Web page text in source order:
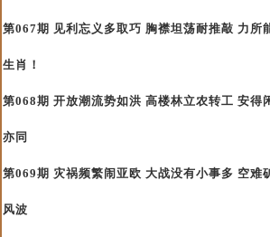
第067期 见利忘义多取巧 胸襟坦荡耐推敲 力所
生肖！
第068期 开放潮流势如洪 高楼林立农转工 安得
亦同
第069期 灾祸频繁闹亚欧 大战没有小事多 空难
风波